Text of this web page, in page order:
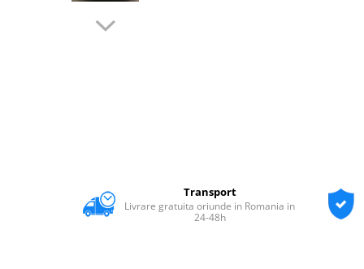
Transport
Livrare gratuita oriunde in Romania in
24-48h